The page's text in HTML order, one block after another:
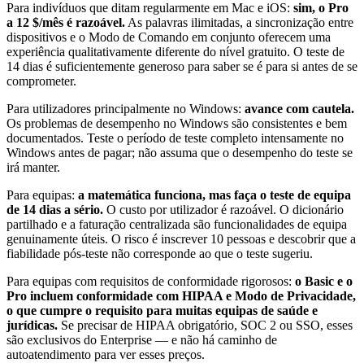
Para indivíduos que ditam regularmente em Mac e iOS: sim, o Pro
a 12 $/mês é razoável. As palavras ilimitadas, a sincronização entre
dispositivos e o Modo de Comando em conjunto oferecem uma
experiência qualitativamente diferente do nível gratuito. O teste de
14 dias é suficientemente generoso para saber se é para si antes de se
comprometer.
Para utilizadores principalmente no Windows: avance com cautela.
Os problemas de desempenho no Windows são consistentes e bem
documentados. Teste o período de teste completo intensamente no
Windows antes de pagar; não assuma que o desempenho do teste se
irá manter.
Para equipas: a matemática funciona, mas faça o teste de equipa
de 14 dias a sério. O custo por utilizador é razoável. O dicionário
partilhado e a faturação centralizada são funcionalidades de equipa
genuinamente úteis. O risco é inscrever 10 pessoas e descobrir que a
fiabilidade pós-teste não corresponde ao que o teste sugeriu.
Para equipas com requisitos de conformidade rigorosos: o Basic e o
Pro incluem conformidade com HIPAA e Modo de Privacidade,
o que cumpre o requisito para muitas equipas de saúde e
jurídicas. Se precisar de HIPAA obrigatório, SOC 2 ou SSO, esses
são exclusivos do Enterprise — e não há caminho de
autoatendimento para ver esses preços.